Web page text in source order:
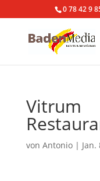
0 78 42 9
Vitrum
von Antonio| Jan.